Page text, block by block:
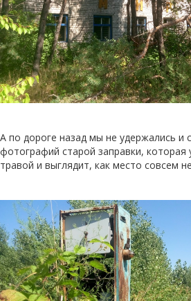
А по дороге назад мы не удержались и
фотографий старой заправки,
травой и выглядит, как место совсем